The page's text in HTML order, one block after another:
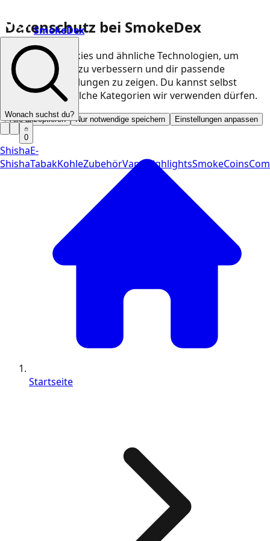
Datenschutz bei SmokeDex
Wir nutzen Cookies und ähnliche Technologien, um
unsere Website zu verbessern und dir passende
Produktempfehlungen zu zeigen. Du kannst selbst
entscheiden, welche Kategorien wir verwenden dürfen.
Alle akzeptieren Nur notwendige speichern Einstellungen anpassen
SmokeDex
Wonach suchst du?
0
ShishaE-
ShishaTabakKohleZubehörVapeHighlightsSmokeCoins
Startseite